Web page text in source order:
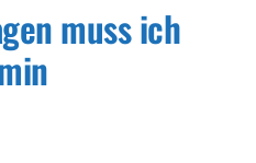
muss ich